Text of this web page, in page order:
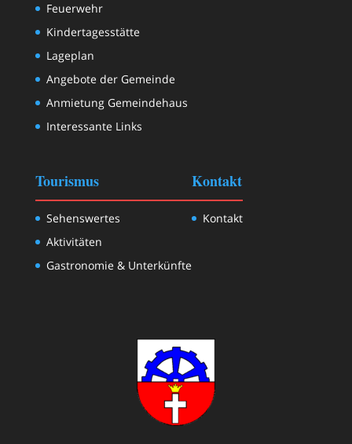
Feuerwehr
Kindertagesstätte
Lageplan
Angebote der Gemeinde
Anmietung Gemeindehaus
Interessante Links
Tourismus
Sehenswertes
Aktivitäten
Gastronomie & Unterkünfte
Kontakt
Kontakt